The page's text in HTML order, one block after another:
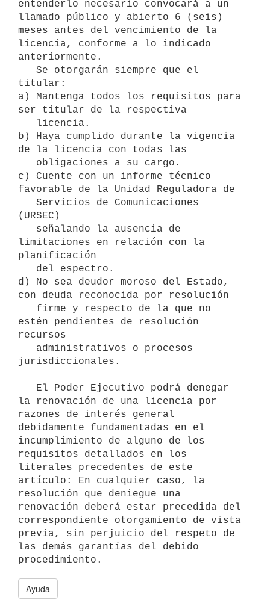
entenderlo necesario convocará a un
llamado público y abierto 6 (seis)
meses antes del vencimiento de la
licencia, conforme a lo indicado
anteriormente.
titular:
a) Mantenga todos los requisitos para
ser titular de la respectiva
b) Haya cumplido durante la vigencia
de la licencia con todas las
c) Cuente con un informe técnico
favorable de la Unidad Reguladora de
(URSEC)
limitaciones en relación con la
planificación
d) No sea deudor moroso del Estado,
con deuda reconocida por resolución
estén pendientes de resolución
recursos
jurisdiccionales.
la renovación de una licencia por
razones de interés general
debidamente fundamentadas en el
incumplimiento de alguno de los
requisitos detallados en los
literales precedentes de este
artículo: En cualquier caso, la
resolución que deniegue una
renovación deberá estar precedida del
correspondiente otorgamiento de vista
previa, sin perjuicio del respeto de
las demás garantías del debido
Ayuda